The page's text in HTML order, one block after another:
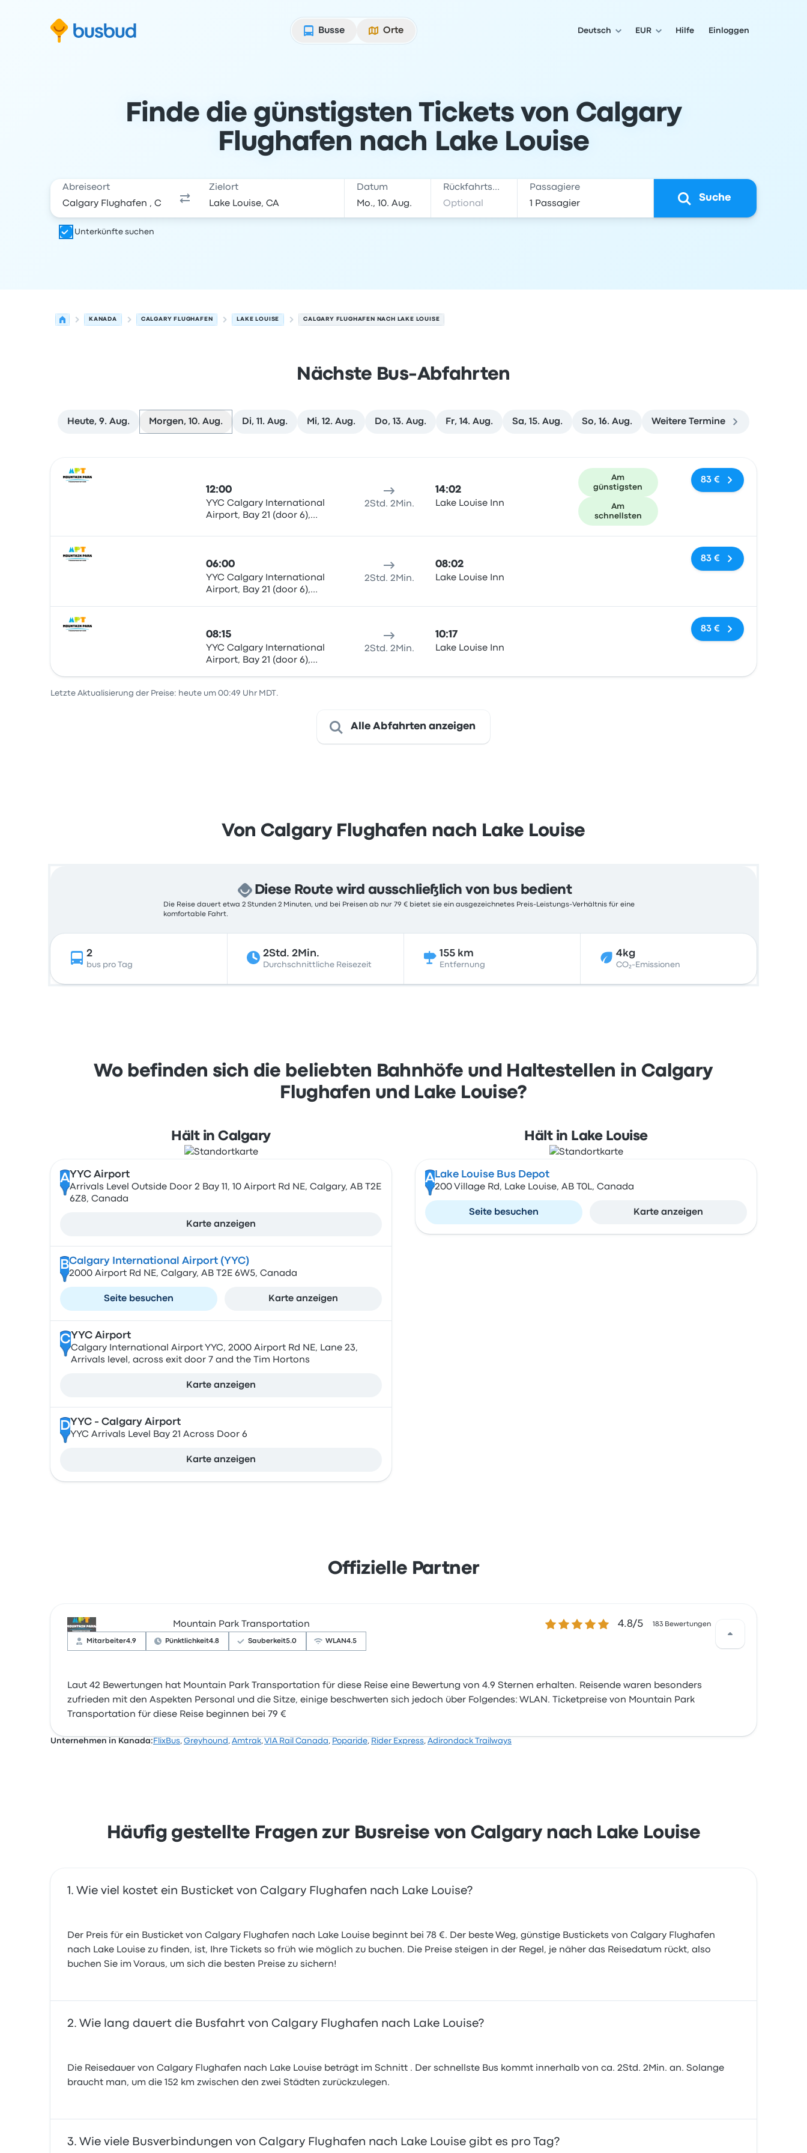
Busse
Orte Deutsch EUR Hilfe Einloggen
Finde die günstigsten Tickets von Calgary
Flughafen nach Lake Louise
Abreiseort Zielort Datum Rückfahrtsdatum Passagiere
Suche
Unterkünfte suchen
KANADA CALGARY FLUGHAFEN LAKE LOUISE CALGARY FLUGHAFEN NACH LAKE LOUISE
Nächste Bus-Abfahrten
Heute, 9. Aug. Morgen, 10. Aug. Di, 11. Aug. Mi, 12. Aug. Do, 13. Aug. Fr, 14. Aug. Sa, 15. Aug. So, 16. Aug. Weitere Termine
12:00
YYC Calgary International
Airport, Bay 21 (door 6),
2Std. 2Min.
14:02
Lake Louise Inn
Am
günstigsten
Am
schnellsten
83 €
06:00
YYC Calgary International
Airport, Bay 21 (door 6),
2Std. 2Min.
08:02
Lake Louise Inn
Keine Tags
83 €
08:15
YYC Calgary International
Airport, Bay 21 (door 6),
2Std. 2Min.
10:17
Lake Louise Inn
Keine Tags
83 €
Letzte Aktualisierung der Preise: heute um 00:49 Uhr MDT.
Alle Abfahrten anzeigen
Von Calgary Flughafen nach Lake Louise
Diese Route wird ausschließlich von bus bedient
Die Reise dauert etwa 2 Stunden 2 Minuten, und bei Preisen ab nur 79 € bietet sie ein ausgezeichnetes Preis-Leistungs-Verhältnis für eine
komfortable Fahrt.
2
bus pro Tag
2Std. 2Min.
Durchschnittliche Reisezeit
155 km
Entfernung
4kg
CO₂-Emissionen
Wo befinden sich die beliebten Bahnhöfe und Haltestellen in Calgary
Flughafen und Lake Louise?
Hält in Calgary
AYYC Airport
Arrivals Level Outside Door 2 Bay 11, 10 Airport Rd NE, Calgary, AB T2E
6Z8, Canada
Karte anzeigen
BCalgary International Airport (YYC)
2000 Airport Rd NE, Calgary, AB T2E 6W5, Canada
Seite besuchen Karte anzeigen
CYYC Airport
Calgary International Airport YYC, 2000 Airport Rd NE, Lane 23,
Arrivals level, across exit door 7 and the Tim Hortons
Karte anzeigen
DYYC - Calgary Airport
YYC Arrivals Level Bay 21 Across Door 6
Karte anzeigen
Hält in Lake Louise
A Lake Louise Bus Depot
200 Village Rd, Lake Louise, AB T0L, Canada
Seite besuchen Karte anzeigen
Offizielle Partner
Mountain Park Transportation 4.8 von 5 Sternen4.8/5 183 Bewertungen
Mitarbeiter4.9 Pünktlichkeit4.8 Sauberkeit5.0 WLAN 4.5
Laut 42 Bewertungen hat Mountain Park Transportation für diese Reise eine Bewertung von 4.9 Sternen erhalten. Reisende waren besonders
zufrieden mit den Aspekten Personal und die Sitze, einige beschwerten sich jedoch über Folgendes: WLAN. Ticketpreise von Mountain Park
Transportation für diese Reise beginnen bei 79 €
Unternehmen in Kanada: FlixBus, Greyhound , Amtrak,VIA Rail Canada, Poparide, Rider Express, Adirondack Trailways
Häufig gestellte Fragen zur Busreise von Calgary nach Lake Louise
Wie viel kostet ein Busticket von Calgary Flughafen nach Lake Louise?
Der Preis für ein Busticket von Calgary Flughafen nach Lake Louise beginnt bei 78 €. Der beste Weg, günstige Bustickets von Calgary Flughafen
nach Lake Louise zu finden, ist, Ihre Tickets so früh wie möglich zu buchen. Die Preise steigen in der Regel, je näher das Reisedatum rückt, also
buchen Sie im Voraus, um sich die besten Preise zu sichern!
Wie lang dauert die Busfahrt von Calgary Flughafen nach Lake Louise?
Die Reisedauer von Calgary Flughafen nach Lake Louise beträgt im Schnitt . Der schnellste Bus kommt innerhalb von ca. 2Std. 2Min. an. Solange
braucht man, um die 152 km zwischen den zwei Städten zurückzulegen.
Wie viele Busverbindungen von Calgary Flughafen nach Lake Louise gibt es pro Tag?